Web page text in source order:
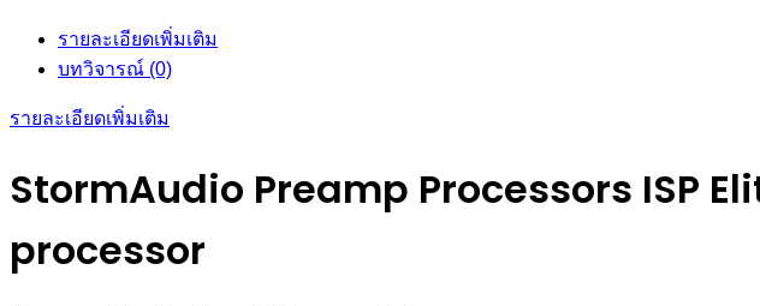
sound
processor
รายละเอียดเพิ่มเติม
บทวิจารณ์ (0)
รายละเอียดเพิ่มเติม
StormAudio Preamp Processors ISP
processor